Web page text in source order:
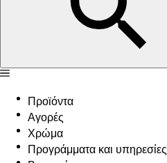
Προϊόντα
Αγορές
Χρώμα
Προγράμματα και υπηρεσίες